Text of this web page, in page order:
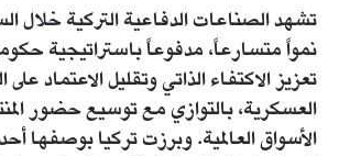
تشهد الصناعات الدفاعية التركية خلال
نمواً متسارعاً، مدفوعاً باستراتيجية
تعزيز الاكتفاء الذاتي وتقليل الاعتماد على
العسكرية، بالتوازي مع توسيع حضور
الأسواق العالمية. وبرزت تركيا بوصفها